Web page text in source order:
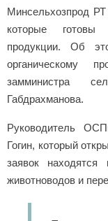
Минсельхозпрод РТ
которые готовы
продукции. Об
органическому
замминистра
Габдрахманова.
Руководитель
Гогин, который
заявок
животноводов и